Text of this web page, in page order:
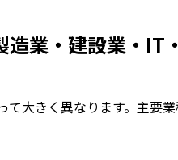
造業・建設業・IT
て大きく異なります。主要